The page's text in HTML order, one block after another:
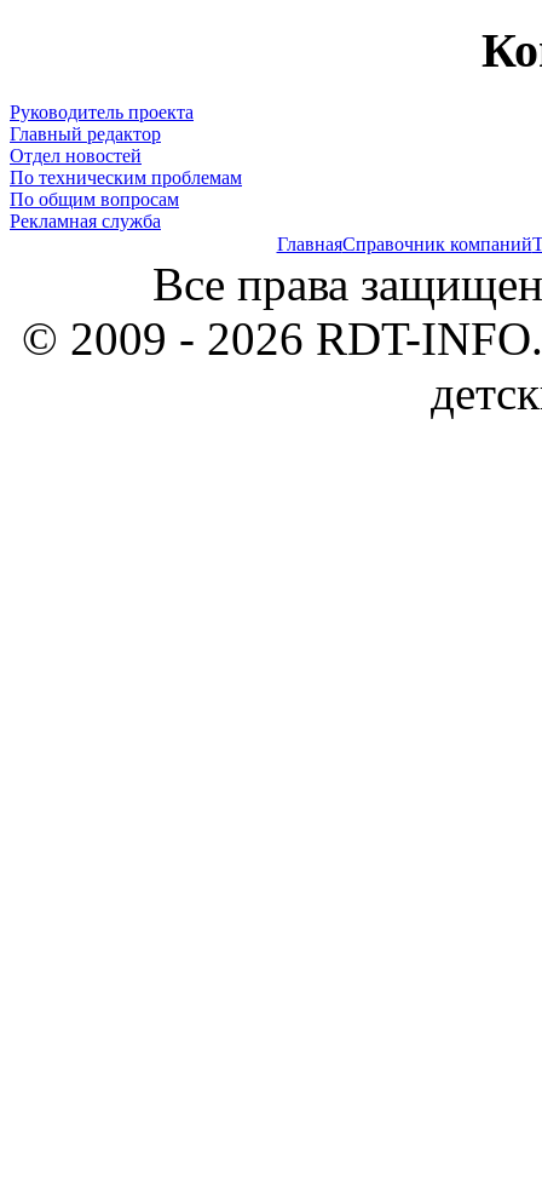
Руководитель проекта
Главный редактор
Отдел новостей
По техническим проблемам
По общим вопросам
Рекламная служба
ГлавнаяСправочник компаний
Все права
© 2009 - 2026 RDT-